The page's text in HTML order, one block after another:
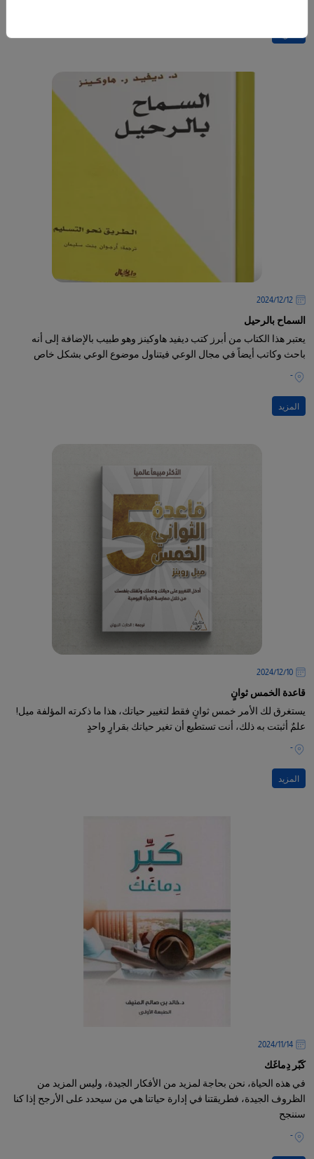
12‏/12‏/2024
السماح بالرحيل
يعتبر هذا الكتاب من أبرز كتب ديفيد هاوكينز وهو طبيب بالإضافة إلى أنه
باحث وكاتب أيضاً في مجال الوعي فيتناول موضوع الوعي بشكل خاص
-
المزيد
10‏/12‏/2024
قاعدة الخمس ثوانٍ
يستغرق لك الأمر خمس ثوانٍ فقط لتغيير حياتك، هذا ما ذكرته المؤلفة ميل!
علمٌ أثبتت به ذلك، أنت تستطيع أن تغير حياتك بقرارٍ واحدٍ
-
المزيد
14‏/11‏/2024
كَبّر دِماغَك
في هذه الحياة، نحن بحاجة لمزيد من الأفكار الجيدة، وليس المزيد من
الظروف الجيدة، فطريقتنا في إدارة حياتنا هي من سيحدد على الأرجح إذا كنا
سننجح
-